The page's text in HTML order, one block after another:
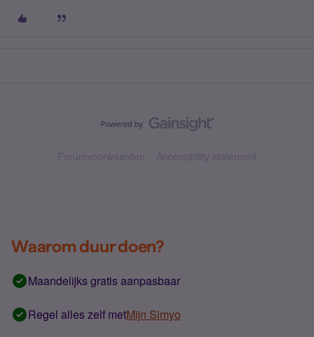
Forumvoorwaarden Accessibility statement
Waarom duur doen?
Maandelijks gratis aanpasbaar
Regel alles zelf metMijn Simyo